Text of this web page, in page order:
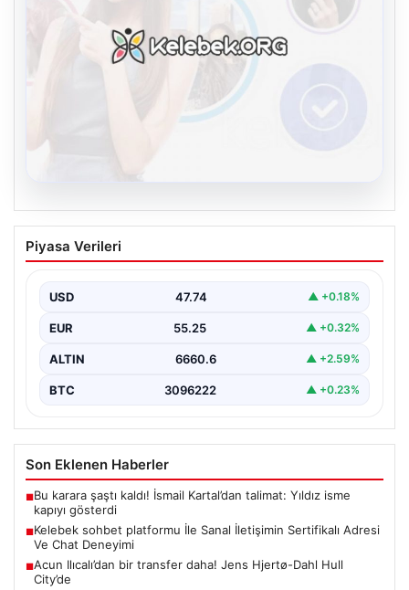
Kelebek sohbet platformu İle Sanal
İletişimin Sertifikalı Adresi Ve Chat
İnternet çağında bireylerin güvenli bir şekilde bağlantı
birçok…
Piyasa Verileri
USD 47.74 ▲ +0.18%
EUR 55.25 ▲ +0.32%
ALTIN 6660.6 ▲ +2.59%
BTC 3096222 ▲ +0.23%
Son Eklenen Haberler
■Bu karara şaştı kaldı! İsmail Kartal’dan talimat: Yıldız isme
kapıyı gösterdi
■Kelebek sohbet platformu İle Sanal İletişimin Sertifikalı Adresi
Ve Chat Deneyimi
■Acun Ilıcalı’dan bir transfer daha! Jens Hjertø-Dahl Hull
City’de